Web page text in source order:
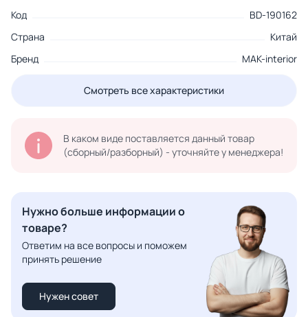
Код
BD-190162
Страна
Китай
Бренд
MAK-interior
Смотреть все характеристики
В каком виде поставляется данный товар
(сборный/разборный) - уточняйте у менеджера!
Нужно больше информации о
товаре?
Ответим на все вопросы и поможем
принять решение
Нужен совет